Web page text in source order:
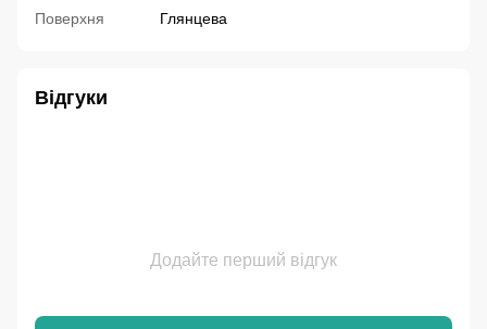
Поверхня
Глянцева
Відгуки
Додайте перший відгук